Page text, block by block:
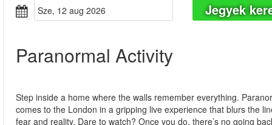
sze, 12 aug 2026
Jegyek
Paranormal Activity
Step inside a home where the walls remember everything.
comes to the London in a gripping live experience that blurs the
fear and reality. Dare to watch? Once you do, there’s no going